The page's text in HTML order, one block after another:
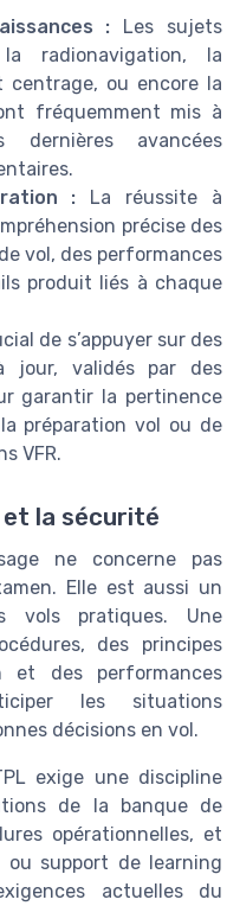
: Les sujets
radionavigation, la
centrage, ou encore la
fréquemment mis à
avancées
: La réussite à
précise des
vol, des performances
produit liés à chaque
de s’appuyer sur des
jour, validés par des
garantir la pertinence
préparation vol ou de
VFR.
la sécurité
ne concerne pas
Elle est aussi un
vols pratiques. Une
des principes
et des performances
les situations
décisions en vol.
exige une discipline
de la banque de
opérationnelles, et
ou support de learning
actuelles du